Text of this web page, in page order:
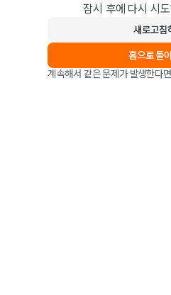
잠시 후에 다시 시
새로고침
홈으로 돌
계속해서 같은 문제가 발생한다면